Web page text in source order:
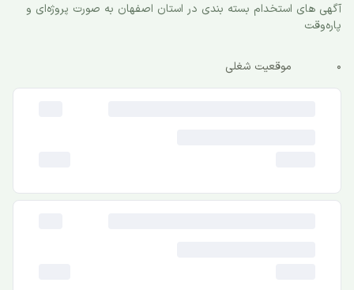
آگهی های استخدام بسته بندی در استان اصفهان به صورت پروژه‌ای و
پاره‌وقت
0 موقعیت شغلی